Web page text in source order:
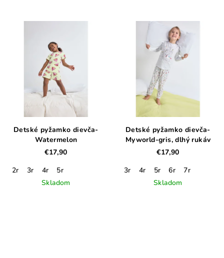
Detské pyžamko dievča-
Watermelon
€17,90
2r
3r 4r
5r
Skladom
Detské pyžamko dievča-
Myworld-gris, dlhý rukáv
€17,90
3r
4r 5r 6r
7r
Skladom